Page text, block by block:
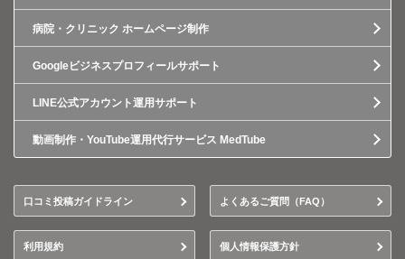
病院・クリニック ホームページ制作
Googleビジネスプロフィールサポート
LINE公式アカウント運用サポート
動画制作・YouTube運用代行サービス MedTube
口コミ投稿ガイドライン よくあるご質問（FAQ）
利用規約 個人情報保護方針